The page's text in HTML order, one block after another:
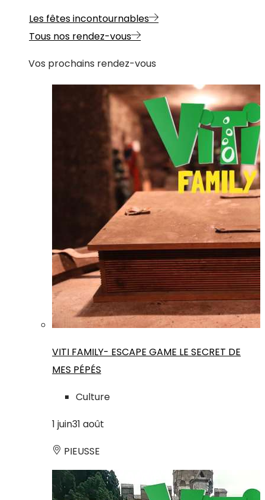
Les fêtes incontournables
Tous nos rendez-vous
Vos prochains rendez-vous
VITI FAMILY- ESCAPE GAME LE SECRET DE
MES PÉPÉS
Culture
1 juin31 août
PIEUSSE